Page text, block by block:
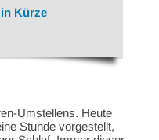
Kürze
Umstellens. Heute
Stunde vorgestellt,